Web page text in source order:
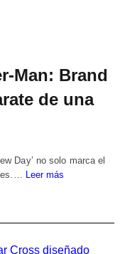
Man: Brand
de una
Day’ no solo marca el
Leer más